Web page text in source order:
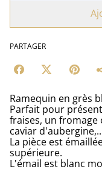
PARTAGER
Ramequin en grès
Parfait pour
fraises, un
caviar
La pièce est
supérieure.
L'émail est blanc